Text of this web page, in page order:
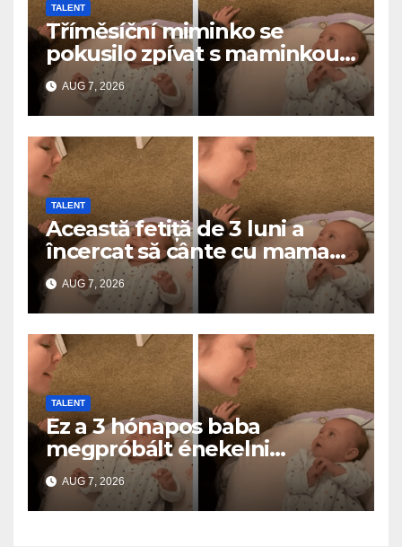
TALENT
Tříměsíční miminko se
pokusilo zpívat s maminkou…
a roztavilo miliony srdcí
AUG 7, 2026
TALENT
Această fetiță de 3 luni a
încercat să cânte cu mama
ei… și a topit milioane de
inimi
AUG 7, 2026
TALENT
Ez a 3 hónapos baba
megpróbált énekelni
anyával… és milliók szívét
olvasztotta meg
AUG 7, 2026